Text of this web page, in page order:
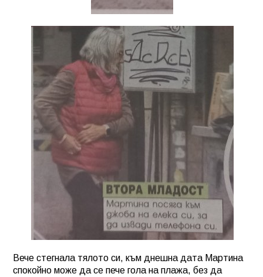
Вече стегнала тялото си, към днешна дата Мартина
спокойно може да се пече гола на плажа, без да